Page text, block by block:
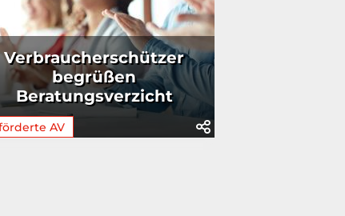
Verbraucherschützer
begrüßen
Beratungsverzicht
AV